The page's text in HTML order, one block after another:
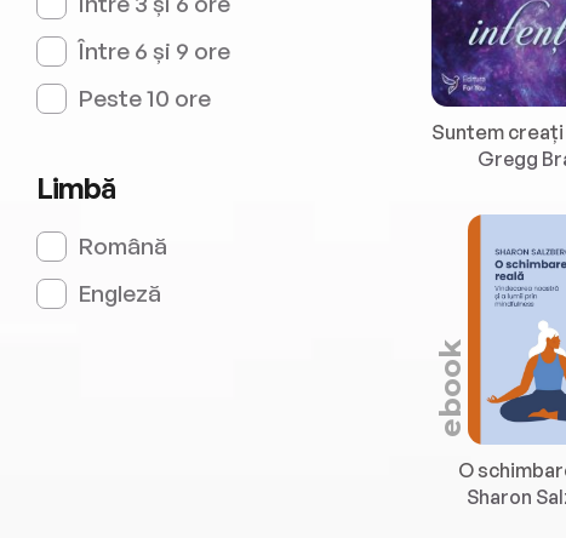
Între 6 și 9 ore
Peste 10 ore
Limbă
Română
Engleză
Gregg
ebook
O
Sharon